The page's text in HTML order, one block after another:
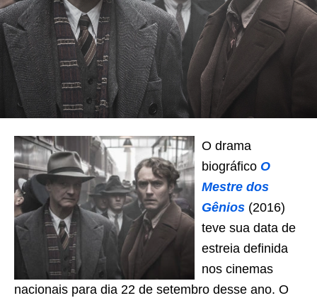
O drama
biográfico O
Mestre dos
Gênios (2016)
teve sua data de
estreia definida
nos cinemas
nacionais para dia 22 de setembro desse ano. O